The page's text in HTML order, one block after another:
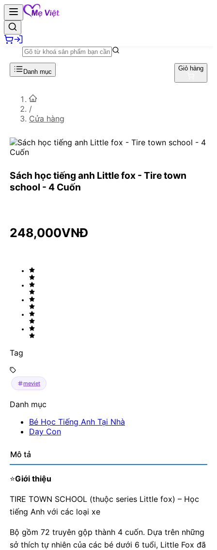
Danh mục Giỏ hàng
/
Cửa hàng
Sách học tiếng anh Little fox - Tire town
school - 4 Cuốn
248,000VNĐ
Tag
meviet
Danh mục
Bé Học Tiếng Anh Tại Nhà
Dạy Con
Mô tả
⭐Giới thiệu
TIRE TOWN SCHOOL (thuộc series Little fox) – Học
tiếng Anh với các loại xe
Bộ gồm 72 truyên gộp thành 4 cuốn. Dựa trên những
sở thích tự nhiên của các bé dưới 6 tuổi, Little Fox đã